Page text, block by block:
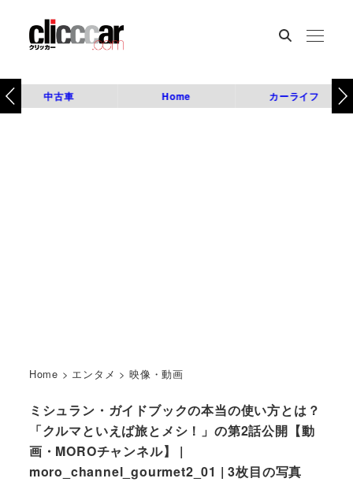
中古車 Home カーライフ
Home > エンタメ >映像・動画
ミシュラン・ガイドブックの本当の使い方とは？
「クルマといえば旅とメシ！」の第2話公開【動
画・MOROチャンネル】 |
moro_channel_gourmet2_01 | 3枚目の写真